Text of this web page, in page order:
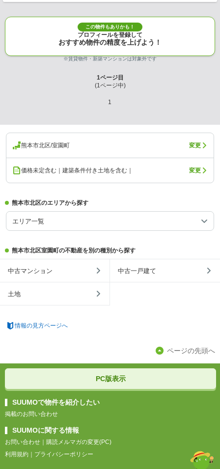
この物件もありかも！
プロフィールを登録して
おすすめ物件の精度を上げよう！
※賃貸物件・新築マンションは対象外です
1ページ目
(1ページ中)
1
熊本市北区/室園町 変更
価格未定含む｜建築条件付き土地を含む｜ 変更
熊本市北区のエリアから探す
エリア一覧
熊本市北区室園町の不動産を別の種別から探す
中古マンション 中古一戸建て
土地
情報の見方ページへ
ページの先頭へ
PC版表示
SUUMOで物件を紹介したい
掲載のお問い合わせ
SUUMOに関する情報
お問い合わせ
購読メルマガの変更(PC)
利用規約
プライバシーポリシー